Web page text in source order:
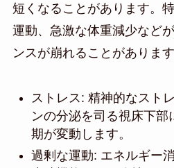
短くなることがあります。
運動、急激な体重減少など
ンスが崩れることがあります
ストレス: 精神的なスト
ンの分泌を司る視床下部
期が変動します。
過剰な運動: エネルギー